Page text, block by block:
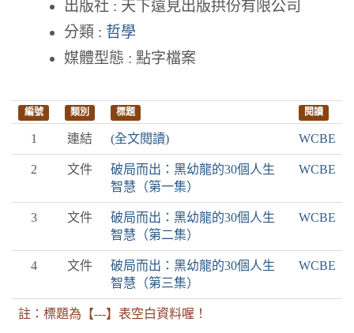
出版社 : 天下遠見出版拱份有限公司
分類 : 哲學
媒體型態 : 點字檔案
編號 類別 標題 閱讀
1 連結 (全文閱讀) WCBE
2 文件
破局而出：黑幼龍的30個人生
智慧（第一集）
WCBE
3 文件
破局而出：黑幼龍的30個人生
智慧（第二集）
WCBE
4 文件
破局而出：黑幼龍的30個人生
智慧（第三集）
WCBE
註：標題為【---】表空白資料喔！